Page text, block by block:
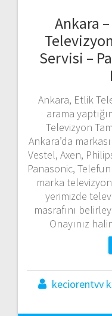
Ankara
Servisi –
Ankara, Etlik
arama
Televizyon
Ankara’da
Vestel, Axen,
Panasonic,
marka
yerimizde
masrafını
Onayınız
keciorentvv